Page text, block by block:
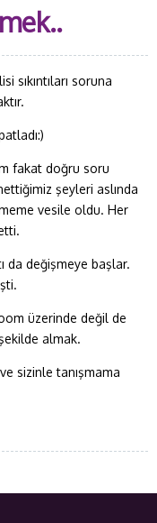
sıkıntıları soruna
fakat doğru soru
şeyleri aslında
vesile oldu. Her
da değişmeye başlar.
üzerinde değil de
almak.
sizinle tanışmama